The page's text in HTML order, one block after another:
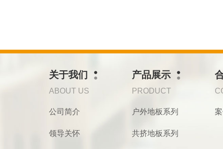
关于我们
ABOUT US
公司简介
领导关怀
产品展示
PRODUCT
户外地板系列
共挤地板系列